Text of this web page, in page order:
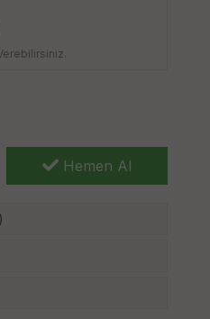
Hemen Al
)